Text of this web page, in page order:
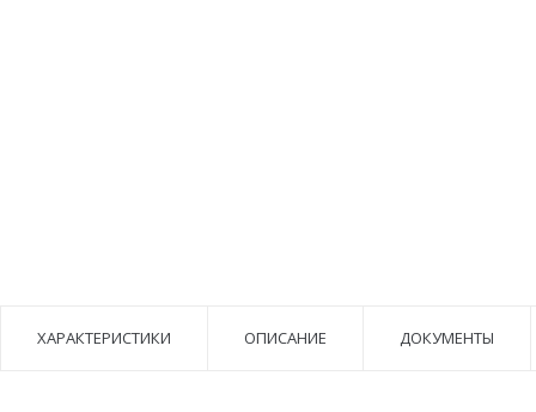
ХАРАКТЕРИСТИКИ ОПИСАНИЕ ДОКУМЕНТЫ